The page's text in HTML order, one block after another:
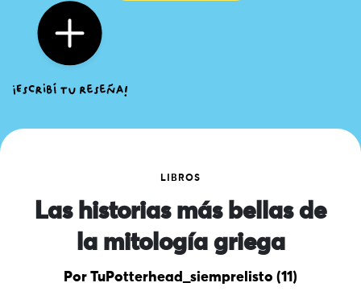
LIBROS
Las historias más bellas de
la mitología griega
Por TuPotterhead_siemprelisto (11)